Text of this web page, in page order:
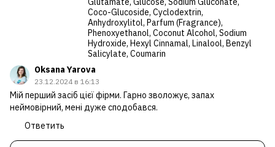
Coco-Glucoside, Cyclodextrin,
Anhydroxylitol, Parfum (Fragrance),
Phenoxyethanol, Coconut Alcohol, Sodium
Hydroxide, Hexyl Cinnamal, Linalool, Benzyl
Salicylate, Coumarin
Oksana Yarova
23.12.2024 в 16:13
Мій перший засіб цієї фірми. Гарно зволожує, запах
неймовірний, мені дуже сподобався.
Ответить